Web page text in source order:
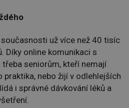
už více než 40 tisíc
Díky online komunikaci s
seniorům, kteří nemají
nebo žijí v odlehlejších
i správné dávkování léků a